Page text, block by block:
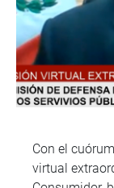
Con el
virtual